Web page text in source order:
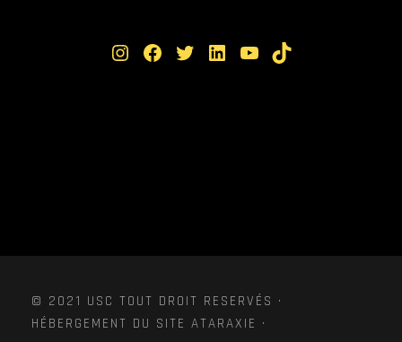
Instagram Facebook Twitter LinkedIn YouTube TikTok
© 2021 USC TOUT DROIT RESERVÉS ·
HÉBERGEMENT DU SITE ATARAXIE ·